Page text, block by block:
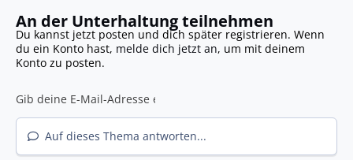
An der Unterhaltung teilnehmen
Du kannst jetzt posten und dich später registrieren. Wenn
du ein Konto hast, melde dich jetzt an, um mit deinem
Konto zu posten.
Auf dieses Thema antworten...